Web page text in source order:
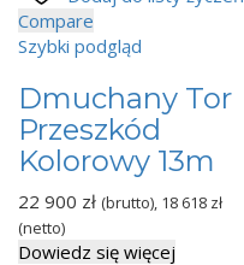
Compare
Szybki podgląd
Dmuchany Tor
Przeszkód
Kolorowy 13m
22 900 zł (brutto), 18 618 zł
(netto)
Dowiedz się więcej